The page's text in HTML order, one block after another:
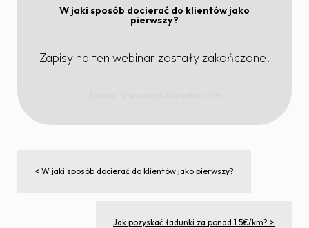
W jaki sposób docierać do klientów jako
pierwszy?
Zapisy na ten webinar zostały zakończone.
< W jaki sposób docierać do klientów jako pierwszy?
Jak pozyskać ładunki za ponad 1.5€/km? >